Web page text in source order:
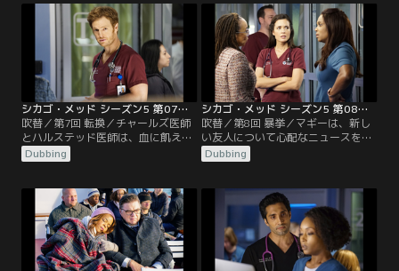
患者を担当するが、代替医療のみを
信じる両親は彼女の治療方針に難色
師の元に、幼馴染が驚きの事実を告
げにやってくる。
シカゴ・メッド シーズン5 第07話／吹替
吹替／第7回 転換／チャールズ医師
とハルステッド医師は、血に飢えた
患者を担当する。マルセル医師とマ
ギーは、病院のスタッフを招いてザ
係が芽生える一方で、別の関係は険
悪になってしまう。
Dubbing
シカゴ・メッド シーズン5 第08話／吹替
吹替／第8回 暴挙／マギーは、新し
い友人について心配なニュースを聞
き、彼を支えるためにルールを破っ
てしまう。メッドの仲間たちの一人
術のため運び込まれる。SNSのイン
フルエンサーが、自分のファンたち
の投票で治療方針を決めようとし、
チャールズ医師は決断を迫られる。
Dubbing